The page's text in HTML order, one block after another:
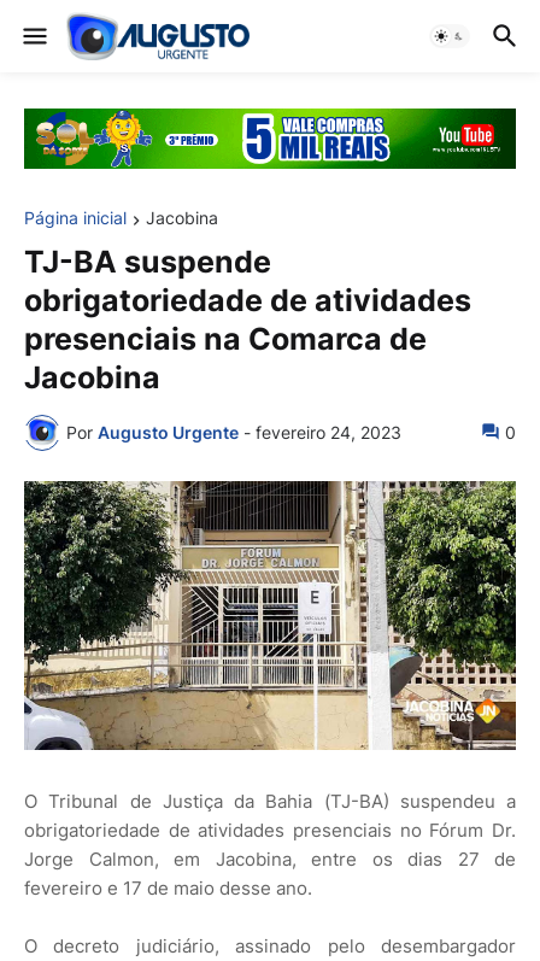
Página inicial Jacobina
TJ-BA suspende
obrigatoriedade de atividades
presenciais na Comarca de
Jacobina
Por Augusto Urgente - fevereiro 24, 2023 0
O Tribunal de Justiça da Bahia (TJ-BA) suspendeu a
obrigatoriedade de atividades presenciais no Fórum Dr.
Jorge Calmon, em Jacobina, entre os dias 27 de
fevereiro e 17 de maio desse ano.
O decreto judiciário, assinado pelo desembargador